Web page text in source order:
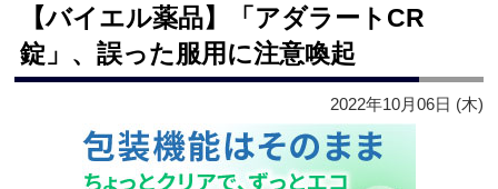
【バイエル薬品】「アダラートCR
錠」、誤った服用に注意喚起
2022年10月06日 (木)